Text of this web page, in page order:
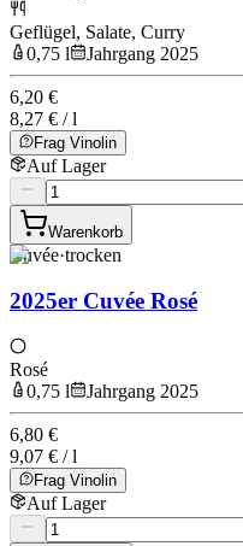
Geflügel, Salate, Curry
0,75 l
Jahrgang 2025
6,20 €
8,27 € / l
Frag Vinolin
Auf Lager
Warenkorb
Cuvée·trocken
2025er Cuvée Rosé
Rosé
0,75 l
Jahrgang 2025
6,80 €
9,07 € / l
Frag Vinolin
Auf Lager